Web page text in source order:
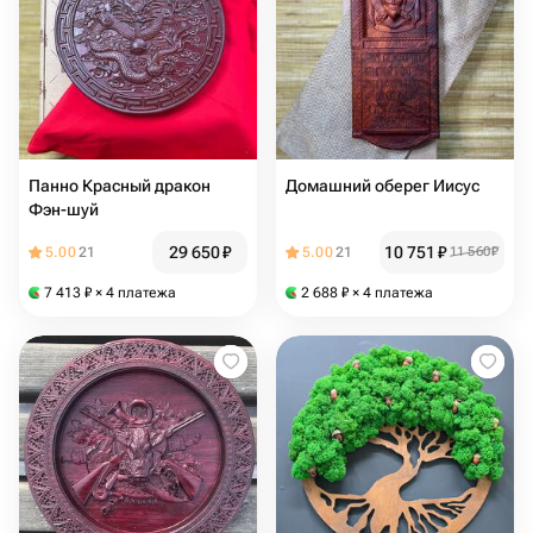
Панно Красный дракон
Фэн-шуй
5.0021 29 650₽
7 413 ₽ × 4 платежа
Домашний оберег Иисус
5.0021 10 751 ₽ 11 560₽
2 688 ₽ × 4 платежа